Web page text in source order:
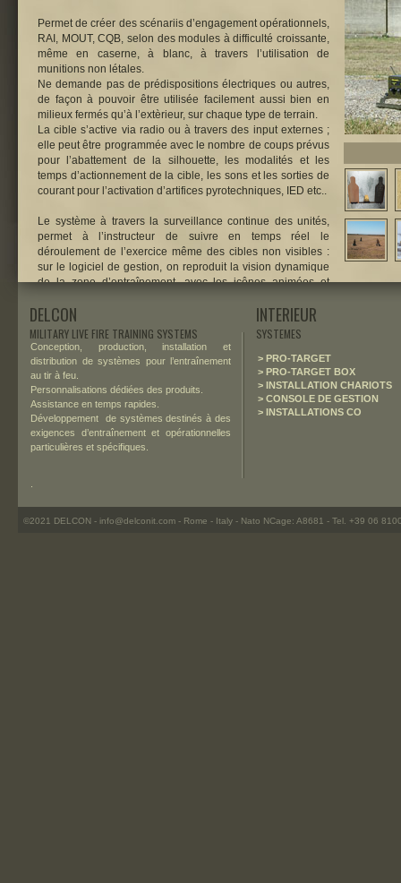
Permet de créer des scénariis d’engagement opérationnels,
RAI, MOUT, CQB, selon des modules à difficulté croissante,
même en caserne, à blanc, à travers l’utilisation de
munitions non létales.
Ne demande pas de prédispositions électriques ou autres,
de façon à pouvoir être utilisée facilement aussi bien en
milieux fermés qu’à l’extèrieur, sur chaque type de terrain.
La cible s’active via radio ou à travers des input externes ;
elle peut être programmée avec le nombre de coups prévus
pour l’abattement de la silhouette, les modalités et les
temps d’actionnement de la cible, les sons et les sorties de
courant pour l’activation d’artifices pyrotechniques, IED etc..
Le système à travers la surveillance continue des unités,
permet à l’instructeur de suivre en temps réel le
déroulement de l’exercice même des cibles non visibles :
sur le logiciel de gestion, on reproduit la vision dynamique
de la zone d’entraînement, avec les icônes animées et
©2021 DELCON - info@delconit.com - Rome - Italy - Nato NCage: A8681 - Tel. +39 06
Conception, production, installation et
distribution de systèmes pour l’entraînement
au tir à feu.
Personnalisations dédiées des produits.
Assistance en temps rapides.
Développement de systèmes destinés à des
exigences d’entraînement et opérationnelles
particulières et spécifiques.
DELCON
MILITARY LIVE FIRE TRAINING SYSTEMS
INTERIEUR
SYSTEMES
> PRO-TARGET
> PRO-TARGET BOX
> INSTALLATION CHARIOTS
> CONSOLE DE GESTION
> INSTALLATIONS CO